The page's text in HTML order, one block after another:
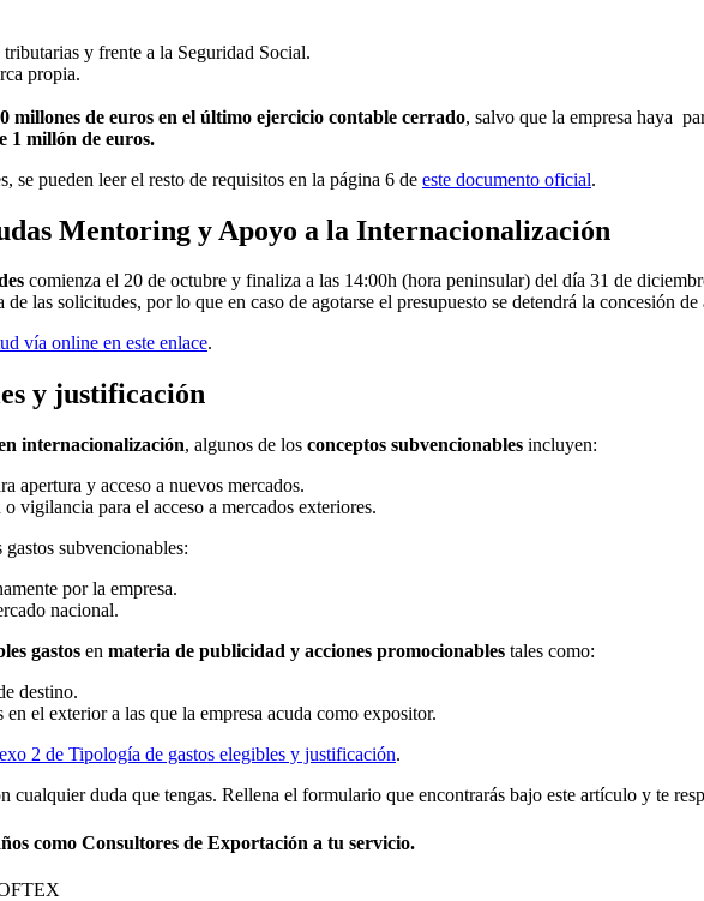
y frente a la Seguridad Social.
propia.
millones de euros en el último ejercicio contable cerrado, salvo que la empresa haya
1 millón de euros.
se pueden leer el resto de requisitos en la página 6 de este documento oficial.
Mentoring y Apoyo a la Internacionalización
comienza el 20 de octubre y finaliza a las 14:00h (hora peninsular) del día 31 de
de las solicitudes, por lo que en caso de agotarse el presupuesto se detendrá la concesión
vía online en este enlace.
y justificación
internacionalización, algunos de los conceptos subvencionables incluyen:
apertura y acceso a nuevos mercados.
vigilancia para el acceso a mercados exteriores.
subvencionables:
por la empresa.
nacional.
gastos en materia de publicidad y acciones promocionables tales como:
destino.
el exterior a las que la empresa acuda como expositor.
2 de Tipología de gastos elegibles y justificación.
cualquier duda que tengas. Rellena el formulario que encontrarás bajo este artículo y te
como Consultores de Exportación a tu servicio.